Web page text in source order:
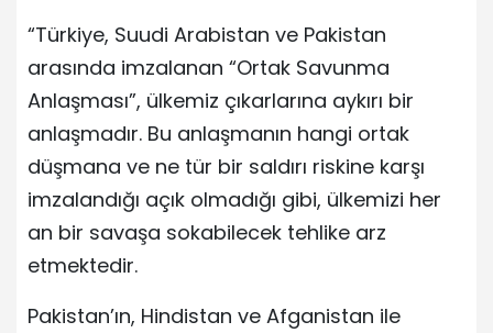
“Türkiye, Suudi Arabistan ve Pakistan
arasında imzalanan “Ortak Savunma
Anlaşması”, ülkemiz çıkarlarına aykırı bir
anlaşmadır. Bu anlaşmanın hangi ortak
düşmana ve ne tür bir saldırı riskine karşı
imzalandığı açık olmadığı gibi, ülkemizi her
an bir savaşa sokabilecek tehlike arz
etmektedir.
Pakistan’ın, Hindistan ve Afganistan ile